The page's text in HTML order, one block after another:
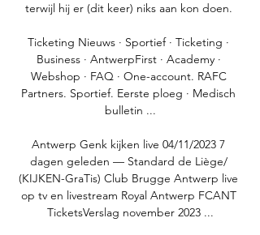
terwijl hij er (dit keer) niks aan kon doen.
Ticketing Nieuws · Sportief · Ticketing ·
Business · AntwerpFirst · Academy ·
Webshop · FAQ · One-account. RAFC
Partners. Sportief. Eerste ploeg · Medisch
bulletin ...
Antwerp Genk kijken live 04/11/2023 7
dagen geleden — Standard de Liège/
(KIJKEN-GraTis) Club Brugge Antwerp live
op tv en livestream Royal Antwerp FCANT
TicketsVerslag november 2023 ...